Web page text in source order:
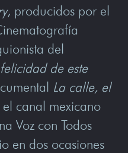
, producidos por el
del
de este
La calle, el
canal mexicano
Voz con Todos
en dos ocasiones